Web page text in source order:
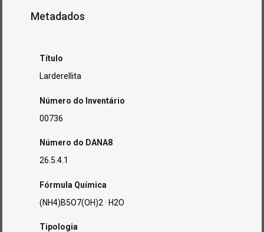
Metadados
Título
Larderellita
Número do Inventário
00736
Número do DANA8
26.5.4.1
Fórmula Química
(NH4)B5O7(OH)2 · H2O
Tipologia